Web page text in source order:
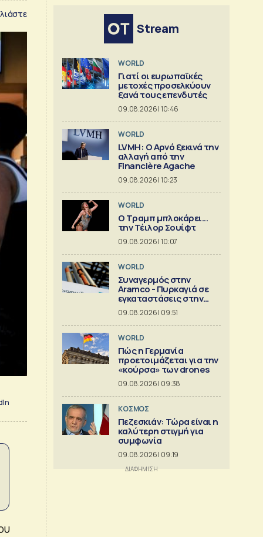
Stream
WORLD
Γιατί οι ευρωπαϊκές
μετοχές προσελκύουν
ξανά τους επενδυτές
09.08.2026 | 10:46
WORLD
LVMH: Ο Αρνό ξεκινά την
αλλαγή από την
Financière Agache
09.08.2026 | 10:23
WORLD
Ο Τραμπ μπλοκάρει...
την Τέιλορ Σουίφτ
09.08.2026 | 10:07
WORLD
Συναγερμός στην
Aramco - Πυρκαγιά σε
εγκαταστάσεις στην
Τζιζάν
09.08.2026 | 09:51
WORLD
Πώς η Γερμανία
προετοιμάζεται για την
«κούρσα» των drones
09.08.2026 | 09:38
ΚΟΣΜΟΣ
Πεζεσκιάν: Τώρα είναι η
καλύτερη στιγμή για
συμφωνία
09.08.2026 | 09:19